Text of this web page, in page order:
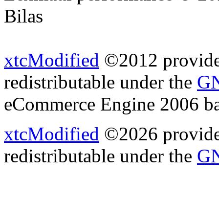
Bilas
xtcModified ©2012
redistributable under the
eCommerce Engine 2006
xtcModified ©2026
redistributable under the